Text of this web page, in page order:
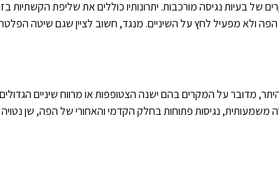
של בעיות נגיסה מורכבות. יתרונותיו כוללים את שליפת הקשתיות
הפה ולא מפעיל לחץ על השיניים. מנגד, חשוב לציין שגם שיטה
מדובר על המקרים בהם ישנה הצטופפות או מרווח שיניים
נגיסות פתוחות בחלק הקדמי והאחורי של הפה, שן נטויה